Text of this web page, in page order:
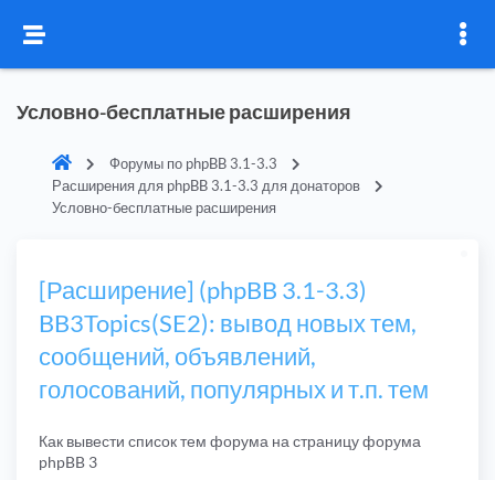
Условно-бесплатные расширения
Форумы по phpBB 3.1-3.3
Расширения для phpBB 3.1-3.3 для донаторов
Условно-бесплатные расширения
[Расширение] (phpBB 3.1-3.3)
BB3Topics(SE2): вывод новых тем,
сообщений, объявлений,
голосований, популярных и т.п. тем
Как вывести список тем форума на страницу форума
phpBB 3